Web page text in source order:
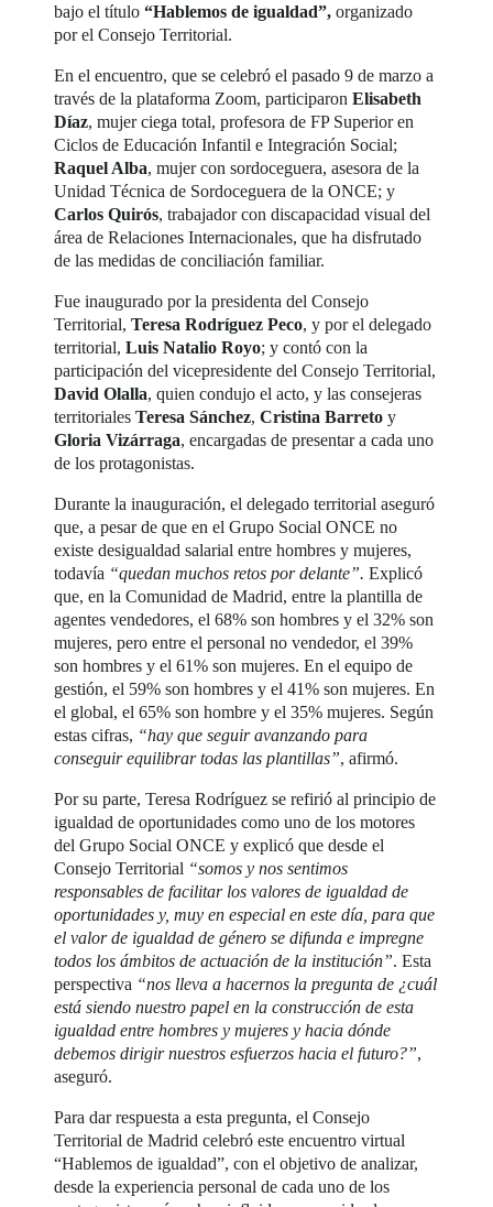
bajo el título“Hablemos de igualdad”, organizado
por el Consejo Territorial.
En el encuentro, que se celebró el pasado 9 de marzo a
través de la plataforma Zoom, participaronElisabeth
Díaz, mujer ciega total, profesora de FP Superior en
Ciclos de Educación Infantil e Integración Social;
Raquel Alba, mujer con sordoceguera, asesora de la
Unidad Técnica de Sordoceguera de la ONCE; y
Carlos Quirós, trabajador con discapacidad visual del
área de Relaciones Internacionales, que ha disfrutado
de las medidas de conciliación familiar.
Fue inaugurado por la presidenta del Consejo
Territorial,Teresa Rodríguez Peco, y por el delegado
territorial,Luis Natalio Royo; y contó con la
participación del vicepresidente del Consejo Territorial,
David Olalla, quien condujo el acto, y las consejeras
territorialesTeresa Sánchez,Cristina Barreto y
Gloria Vizárraga, encargadas de presentar a cada uno
de los protagonistas.
Durante la inauguración, el delegado territorial aseguró
que, a pesar de que en el Grupo Social ONCE no
existe desigualdad salarial entre hombres y mujeres,
todavía “quedan muchos retos por delante”. Explicó
que, en la Comunidad de Madrid, entre la plantilla de
agentes vendedores, el 68% son hombres y el 32% son
mujeres, pero entre el personal no vendedor, el 39%
son hombres y el 61% son mujeres. En el equipo de
gestión, el 59% son hombres y el 41% son mujeres. En
el global, el 65% son hombre y el 35% mujeres. Según
estas cifras, “hay que seguir avanzando para
conseguir equilibrar todas las plantillas”, afirmó.
Por su parte, Teresa Rodríguez se refirió al principio de
igualdad de oportunidades como uno de los motores
del Grupo Social ONCE y explicó que desde el
Consejo Territorial “somos y nos sentimos
responsables de facilitar los valores de igualdad de
oportunidades y, muy en especial en este día, para que
el valor de igualdad de género se difunda e impregne
todos los ámbitos de actuación de la institución”. Esta
perspectiva “nos lleva a hacernos la pregunta de ¿cuál
está siendo nuestro papel en la construcción de esta
igualdad entre hombres y mujeres y hacia dónde
debemos dirigir nuestros esfuerzos hacia el futuro?”,
aseguró.
Para dar respuesta a esta pregunta, el Consejo
Territorial de Madrid celebró este encuentro virtual
“Hablemos de igualdad”, con el objetivo de analizar,
desde la experiencia personal de cada uno de los